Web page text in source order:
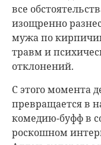
все
изощренно
мужа по
травм и
отклонений.
С этого момента
превращается в
комедию-буфф в
роскошном